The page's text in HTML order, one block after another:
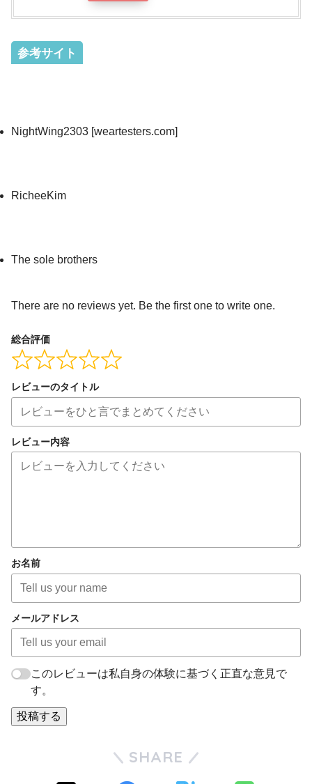
参考サイト
NightWing2303 [weartesters.com]
RicheeKim
The sole brothers
There are no reviews yet. Be the first one to write one.
総合評価
レビューのタイトル
レビュー内容
お名前
メールアドレス
このレビューは私自身の体験に基づく正直な意見で
す。
投稿する
SHARE